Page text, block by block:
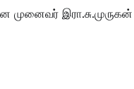
முனைவர் இரா.சு.முருகன்